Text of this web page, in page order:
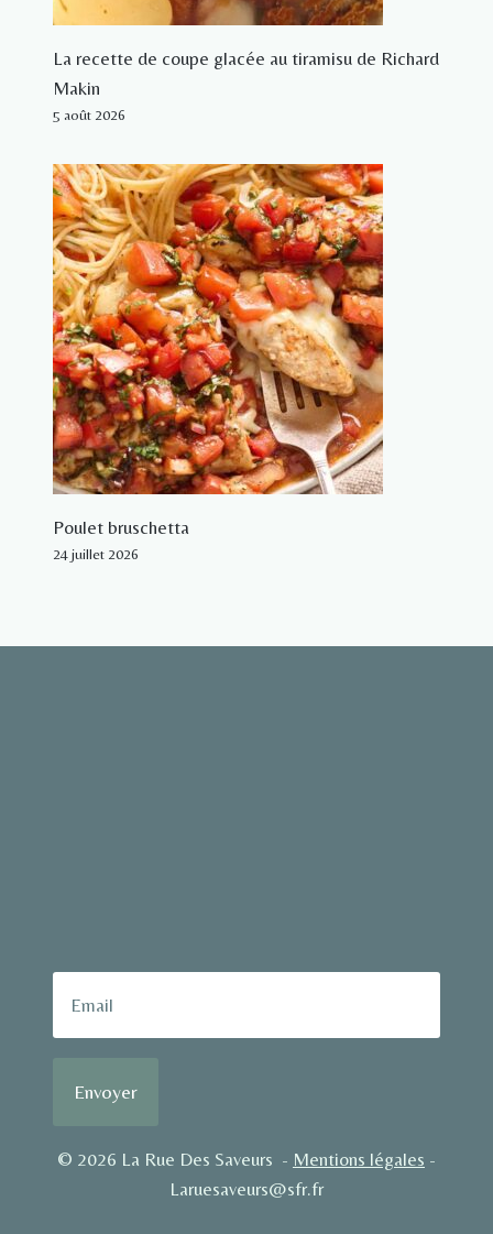
La recette de coupe glacée au tiramisu de Richard
Makin
5 août 2026
Poulet bruschetta
24 juillet 2026
© 2026 La Rue Des Saveurs - Mentions légales -
Laruesaveurs@sfr.fr
Envoyer